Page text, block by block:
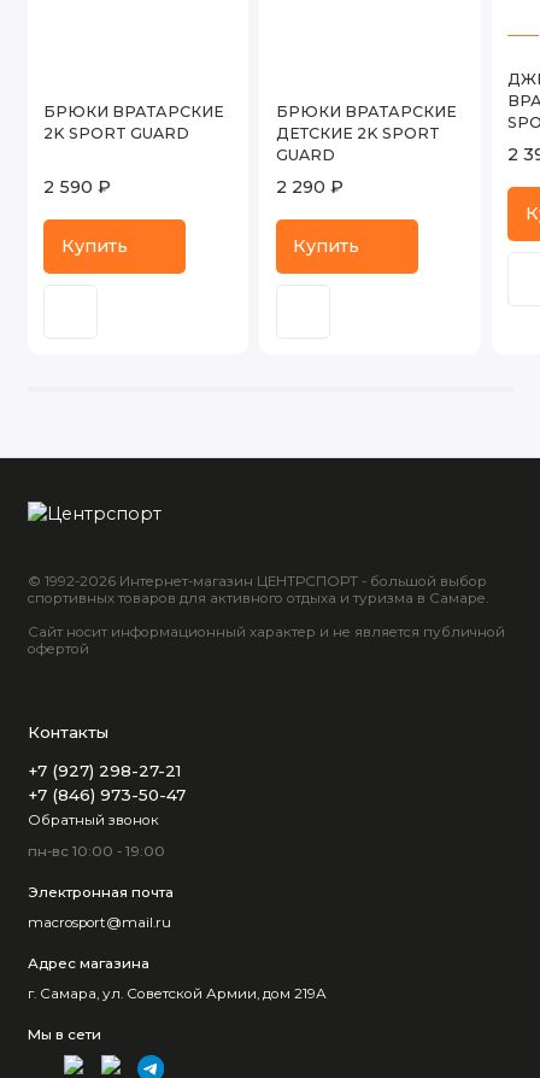
БРЮКИ ВРАТАРСКИЕ
2K SPORT GUARD
2 590 ₽
Купить
БРЮКИ ВРАТАРСКИЕ
ДЕТСКИЕ 2K SPORT
GUARD
2 290 ₽
Купить
2
© 1992-2026 Интернет-магазин ЦЕНТРСПОРТ - большой выбор
спортивных товаров для активного отдыха и туризма в Самаре.
Сайт носит информационный характер и не является публичной
офертой
Контакты
+7 (927) 298-27-21
+7 (846) 973-50-47
Обратный звонок
пн-вс 10:00 - 19:00
Электронная почта
macrosport@mail.ru
Адрес магазина
г. Самара, ул. Советской Армии, дом 219А
Мы в сети